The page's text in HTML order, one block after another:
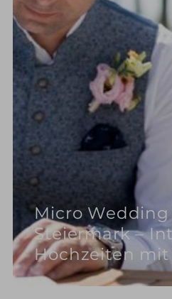
Micro
Steiermark –
Hochzeiten mit